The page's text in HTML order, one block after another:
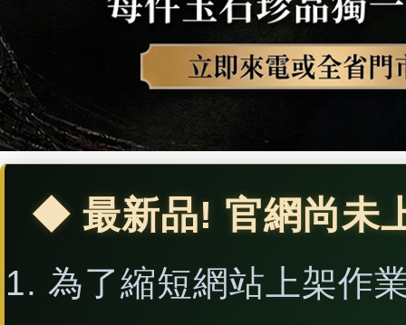
◆ 最新品! 官網尚未
為了縮短網站上架作